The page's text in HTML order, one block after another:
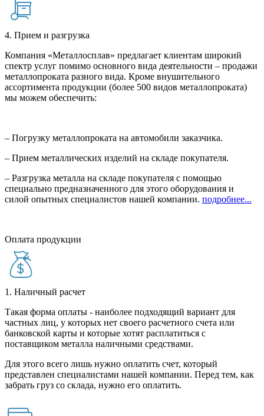
4. Прием и разгрузка
Компания «Металлосплав» предлагает клиентам широкий
спектр услуг помимо основного вида деятельности – продажи
металлопроката разного вида. Кроме внушительного
ассортимента продукции (более 500 видов металлопроката)
мы можем обеспечить:
– Погрузку металлопроката на автомобили заказчика.
– Прием металлических изделий на складе покупателя.
– Разгрузка металла на складе покупателя с помощью
специально предназначенного для этого оборудования и
силой опытных специалистов нашей компании. подробнее...
Оплата продукции
1. Наличный расчет
Такая форма оплаты - наиболее подходящий вариант для
частных лиц, у которых нет своего расчетного счета или
банковской карты и которые хотят расплатиться с
поставщиком металла наличными средствами.
Для этого всего лишь нужно оплатить счет, который
представлен специалистами нашей компании. Перед тем, как
забрать груз со склада, нужно его оплатить.